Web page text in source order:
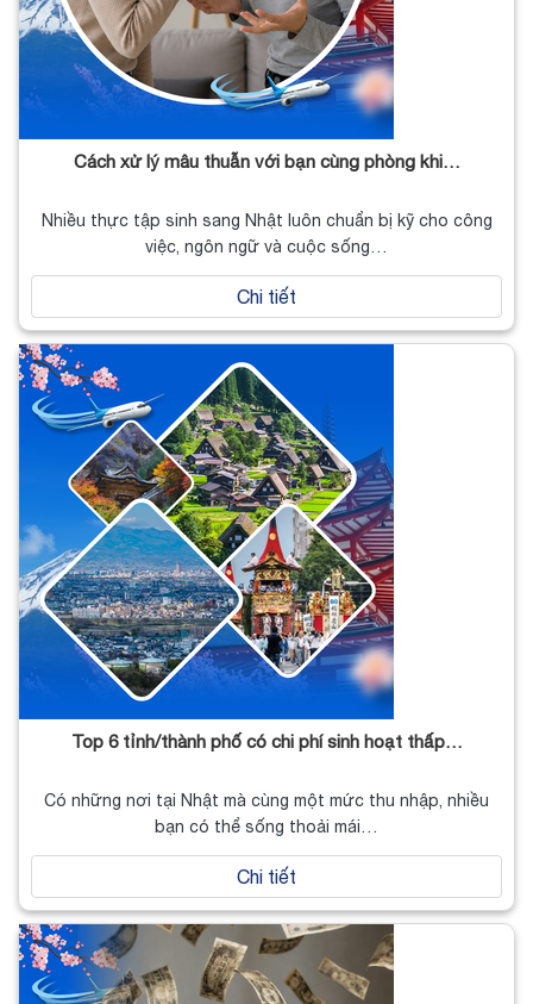
Cách xử lý mâu thuẫn với bạn cùng phòng khi…
Nhiều thực tập sinh sang Nhật luôn chuẩn bị kỹ cho công
việc, ngôn ngữ và cuộc sống…
Chi tiết
Top 6 tỉnh/thành phố có chi phí sinh hoạt thấp…
Có những nơi tại Nhật mà cùng một mức thu nhập, nhiều
bạn có thể sống thoải mái…
Chi tiết